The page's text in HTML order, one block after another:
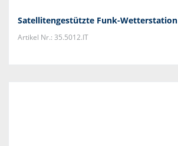
Satellitengestützte Funk-Wetterstation
Artikel Nr.: 35.5012.IT